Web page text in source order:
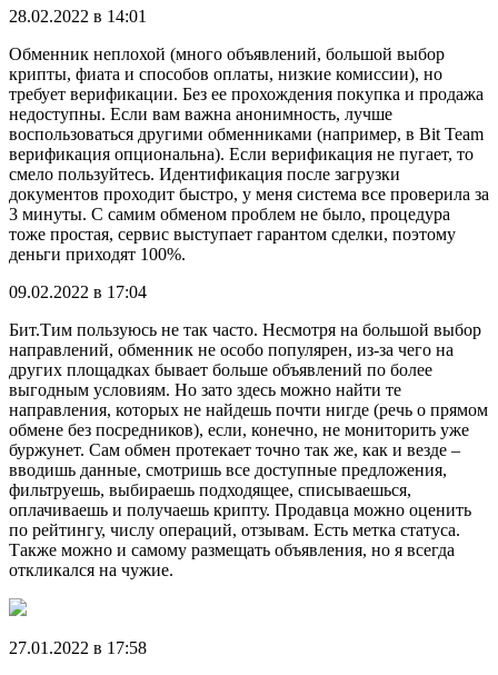
28.02.2022 в 14:01
Обменник неплохой (много объявлений, большой выбор
крипты, фиата и способов оплаты, низкие комиссии), но
требует верификации. Без ее прохождения покупка и продажа
недоступны. Если вам важна анонимность, лучше
воспользоваться другими обменниками (например, в Bit Team
верификация опциональна). Если верификация не пугает, то
смело пользуйтесь. Идентификация после загрузки
документов проходит быстро, у меня система все проверила за
3 минуты. С самим обменом проблем не было, процедура
тоже простая, сервис выступает гарантом сделки, поэтому
деньги приходят 100%.
09.02.2022 в 17:04
Бит.Тим пользуюсь не так часто. Несмотря на большой выбор
направлений, обменник не особо популярен, из-за чего на
других площадках бывает больше объявлений по более
выгодным условиям. Но зато здесь можно найти те
направления, которых не найдешь почти нигде (речь о прямом
обмене без посредников), если, конечно, не мониторить уже
буржунет. Сам обмен протекает точно так же, как и везде –
вводишь данные, смотришь все доступные предложения,
фильтруешь, выбираешь подходящее, списываешься,
оплачиваешь и получаешь крипту. Продавца можно оценить
по рейтингу, числу операций, отзывам. Есть метка статуса.
Также можно и самому размещать объявления, но я всегда
откликался на чужие.
27.01.2022 в 17:58